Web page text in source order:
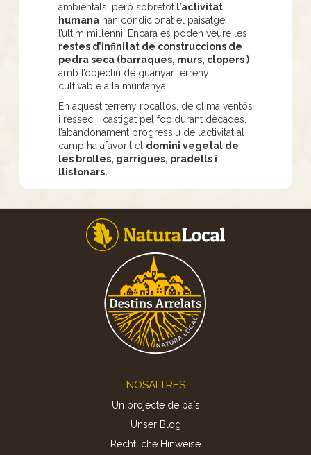
ambientals, però sobretot l’activitat
humana han condicionat el paisatge
l’últim mil·lenni. Encara es poden veure les
restes d’infinitat de construccions de
pedra seca (barraques, murs, clopers )
amb l’objectiu de guanyar terreny
cultivable a la muntanya.
En aquest terreny rocallós, de clima ventós
i ressec, i castigat pel foc durant dècades,
l’abandonament progressiu de l’activitat al
camp ha afavorit el domini vegetal de
les brolles, garrigues, pradells i
llistonars.
NOSALTRES
Un projecte de país
Unser Blog
Rechtliche Hinweise